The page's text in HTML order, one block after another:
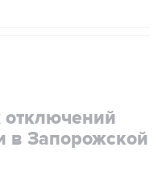
в Запорожской